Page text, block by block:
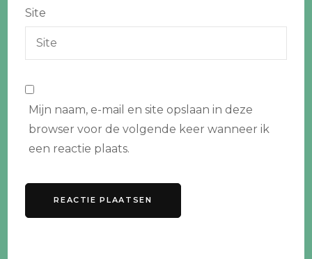
Site
Mijn naam, e-mail en site opslaan in deze
browser voor de volgende keer wanneer ik
een reactie plaats.